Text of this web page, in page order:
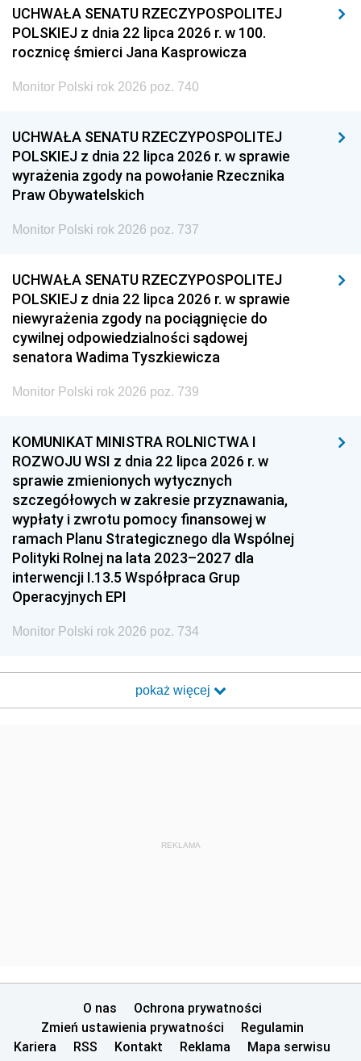
UCHWAŁA SENATU RZECZYPOSPOLITEJ
POLSKIEJ z dnia 22 lipca 2026 r. w 100.
rocznicę śmierci Jana Kasprowicza
Monitor Polski rok 2026 poz. 740
UCHWAŁA SENATU RZECZYPOSPOLITEJ
POLSKIEJ z dnia 22 lipca 2026 r. w sprawie
wyrażenia zgody na powołanie Rzecznika
Praw Obywatelskich
Monitor Polski rok 2026 poz. 737
UCHWAŁA SENATU RZECZYPOSPOLITEJ
POLSKIEJ z dnia 22 lipca 2026 r. w sprawie
niewyrażenia zgody na pociągnięcie do
cywilnej odpowiedzialności sądowej
senatora Wadima Tyszkiewicza
Monitor Polski rok 2026 poz. 739
KOMUNIKAT MINISTRA ROLNICTWA I
ROZWOJU WSI z dnia 22 lipca 2026 r. w
sprawie zmienionych wytycznych
szczegółowych w zakresie przyznawania,
wypłaty i zwrotu pomocy finansowej w
ramach Planu Strategicznego dla Wspólnej
Polityki Rolnej na lata 2023–2027 dla
interwencji I.13.5 Współpraca Grup
Operacyjnych EPI
Monitor Polski rok 2026 poz. 734
pokaż więcej
REKLAMA
O nas
Ochrona prywatności
Zmień ustawienia prywatności
Regulamin
Kariera
RSS Kontakt Reklama Mapa serwisu